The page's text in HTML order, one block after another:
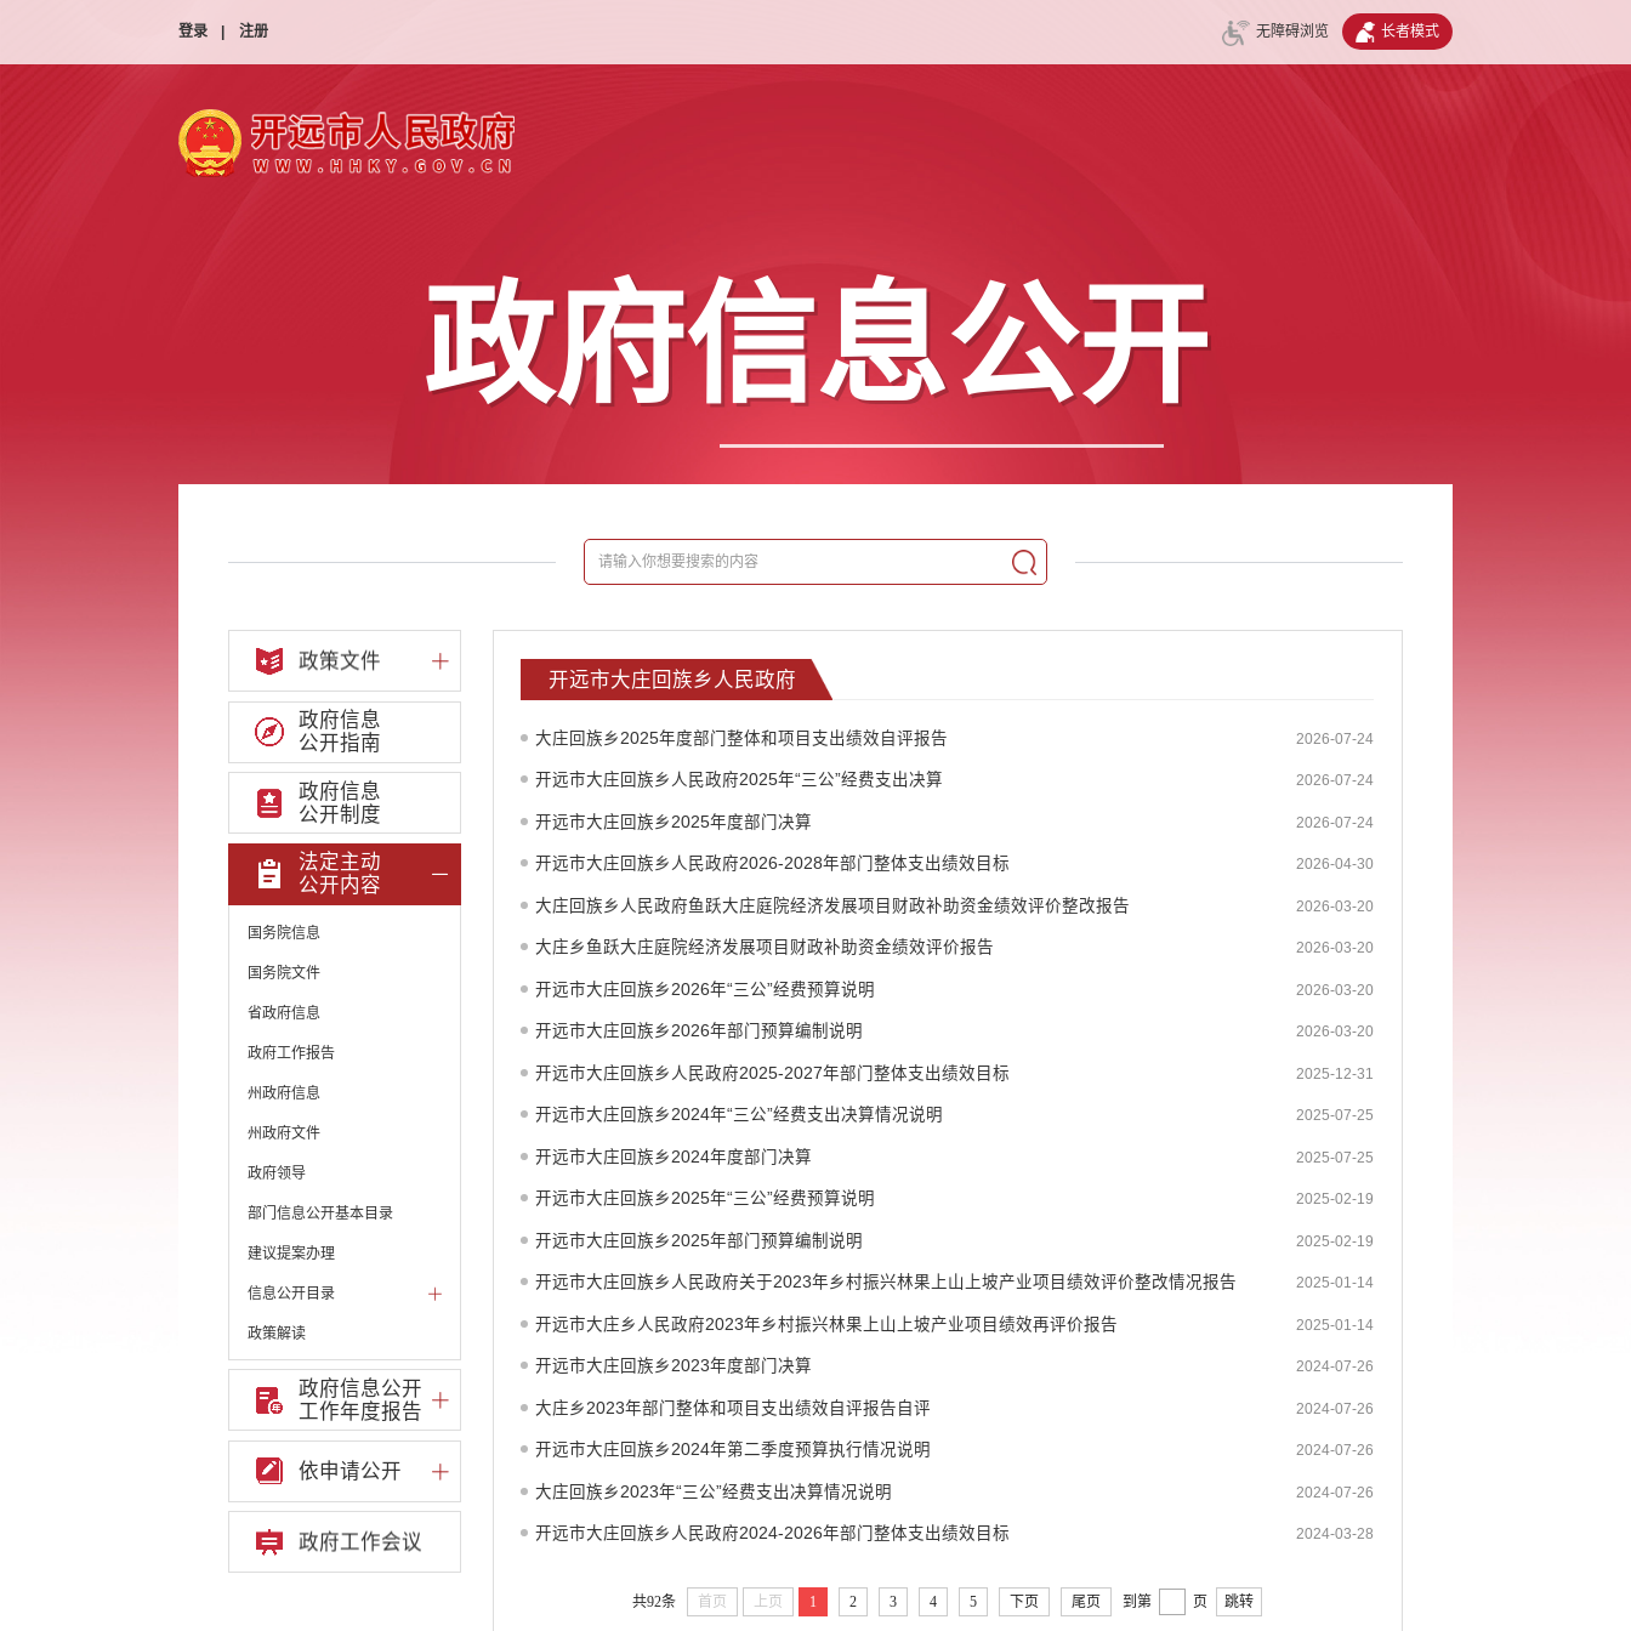
登录 注册 无障碍浏览 长者模式
政府信息公开
政策文件
政府信息
公开指南
政府信息
公开制度
法定主动
公开内容
国务院信息
国务院文件
省政府信息
政府工作报告
州政府信息
州政府文件
政府领导
部门信息公开基本目录
建议提案办理
信息公开目录
政策解读
机构职能和权责清单
自然资源政务公开
重点领域信息公开
部门单位专栏
中共开远市委办公室
政府信息公开
工作年度报告
依申请公开
政府工作会议
开远市大庄回族乡人民政府
大庄回族乡2025年度部门整体和项目支出绩效自评报告 2026-07-24
开远市大庄回族乡人民政府2025年“三公”经费支出决算 2026-07-24
开远市大庄回族乡2025年度部门决算 2026-07-24
开远市大庄回族乡人民政府2026-2028年部门整体支出绩效目标 2026-04-30
大庄回族乡人民政府鱼跃大庄庭院经济发展项目财政补助资金绩效评价整改报告 2026-03-20
大庄乡鱼跃大庄庭院经济发展项目财政补助资金绩效评价报告 2026-03-20
开远市大庄回族乡2026年“三公”经费预算说明 2026-03-20
开远市大庄回族乡2026年部门预算编制说明 2026-03-20
开远市大庄回族乡人民政府2025-2027年部门整体支出绩效目标 2025-12-31
开远市大庄回族乡2024年“三公”经费支出决算情况说明 2025-07-25
开远市大庄回族乡2024年度部门决算 2025-07-25
开远市大庄回族乡2025年“三公”经费预算说明 2025-02-19
开远市大庄回族乡2025年部门预算编制说明 2025-02-19
开远市大庄回族乡人民政府关于2023年乡村振兴林果上山上坡产业项目绩效评价整改情况报告 2025-01-14
开远市大庄乡人民政府2023年乡村振兴林果上山上坡产业项目绩效再评价报告 2025-01-14
开远市大庄回族乡2023年度部门决算 2024-07-26
大庄乡2023年部门整体和项目支出绩效自评报告自评 2024-07-26
开远市大庄回族乡2024年第二季度预算执行情况说明 2024-07-26
大庄回族乡2023年“三公”经费支出决算情况说明 2024-07-26
开远市大庄回族乡人民政府2024-2026年部门整体支出绩效目标 2024-03-28
共92条 首页 上页 1 2 3 4 5 下页 尾页 到第 页 跳转